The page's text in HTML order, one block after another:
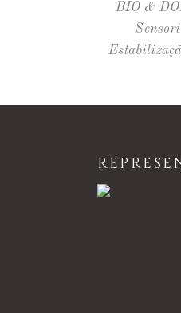
BIO &